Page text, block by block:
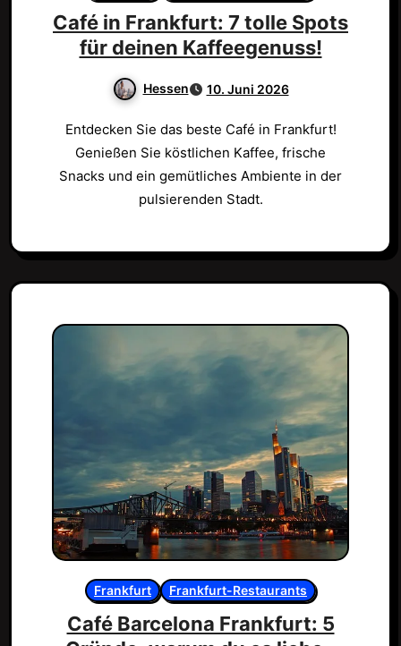
Café in Frankfurt: 7 tolle Spots
für deinen Kaffeegenuss!
Hessen 10. Juni 2026
Entdecken Sie das beste Café in Frankfurt!
Genießen Sie köstlichen Kaffee, frische
Snacks und ein gemütliches Ambiente in der
pulsierenden Stadt.
Frankfurt Frankfurt-Restaurants
Café Barcelona Frankfurt: 5